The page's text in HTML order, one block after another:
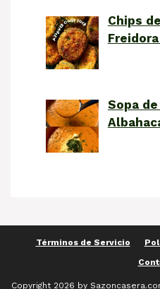
Chips
Sopa
Términos de Servicio
Copyright 2026 by